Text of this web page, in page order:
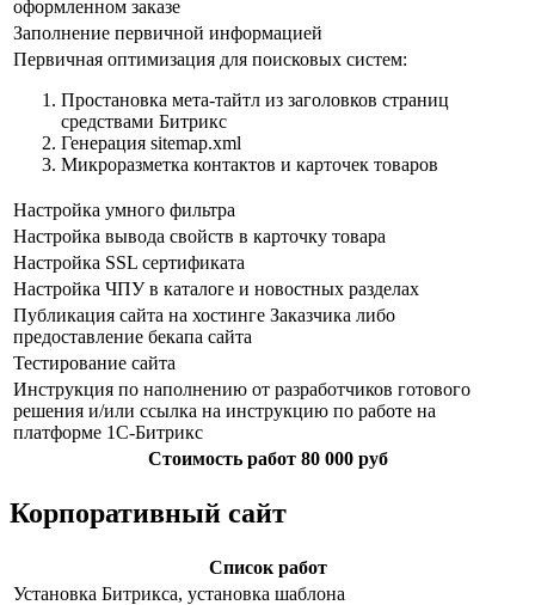
оформленном заказе
Заполнение первичной информацией
Первичная оптимизация для поисковых систем:
Простановка мета-тайтл из заголовков страниц
средствами Битрикс
Генерация sitemap.xml
Микроразметка контактов и карточек товаров
Настройка умного фильтра
Настройка вывода свойств в карточку товара
Настройка SSL сертификата
Настройка ЧПУ в каталоге и новостных разделах
Публикация сайта на хостинге Заказчика либо
предоставление бекапа сайта
Тестирование сайта
Инструкция по наполнению от разработчиков готового
решения и/или ссылка на инструкцию по работе на
платформе 1С-Битрикс
Стоимость работ 80 000 руб
Корпоративный сайт
Cписок работ
Установка Битрикса, установка шаблона